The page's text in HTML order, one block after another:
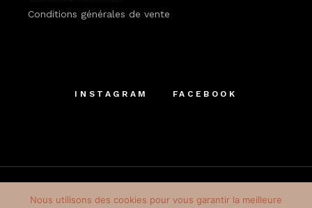
Conditions générales de vente
INSTAGRAM FACEBOOK
Nous utilisons des cookies pour vous garantir la meilleure